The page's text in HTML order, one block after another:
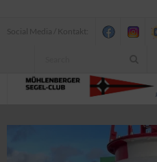
Social Media / Kontakt: